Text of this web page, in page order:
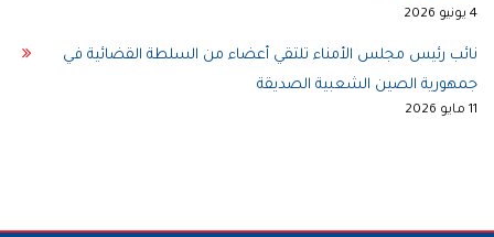
4 يونيو 2026
نائب رئيس مجلس الأمناء تلتقي أعضاء من السلطة القضائية في
جمهورية الصين الشعبية الصديقة
11 مايو 2026